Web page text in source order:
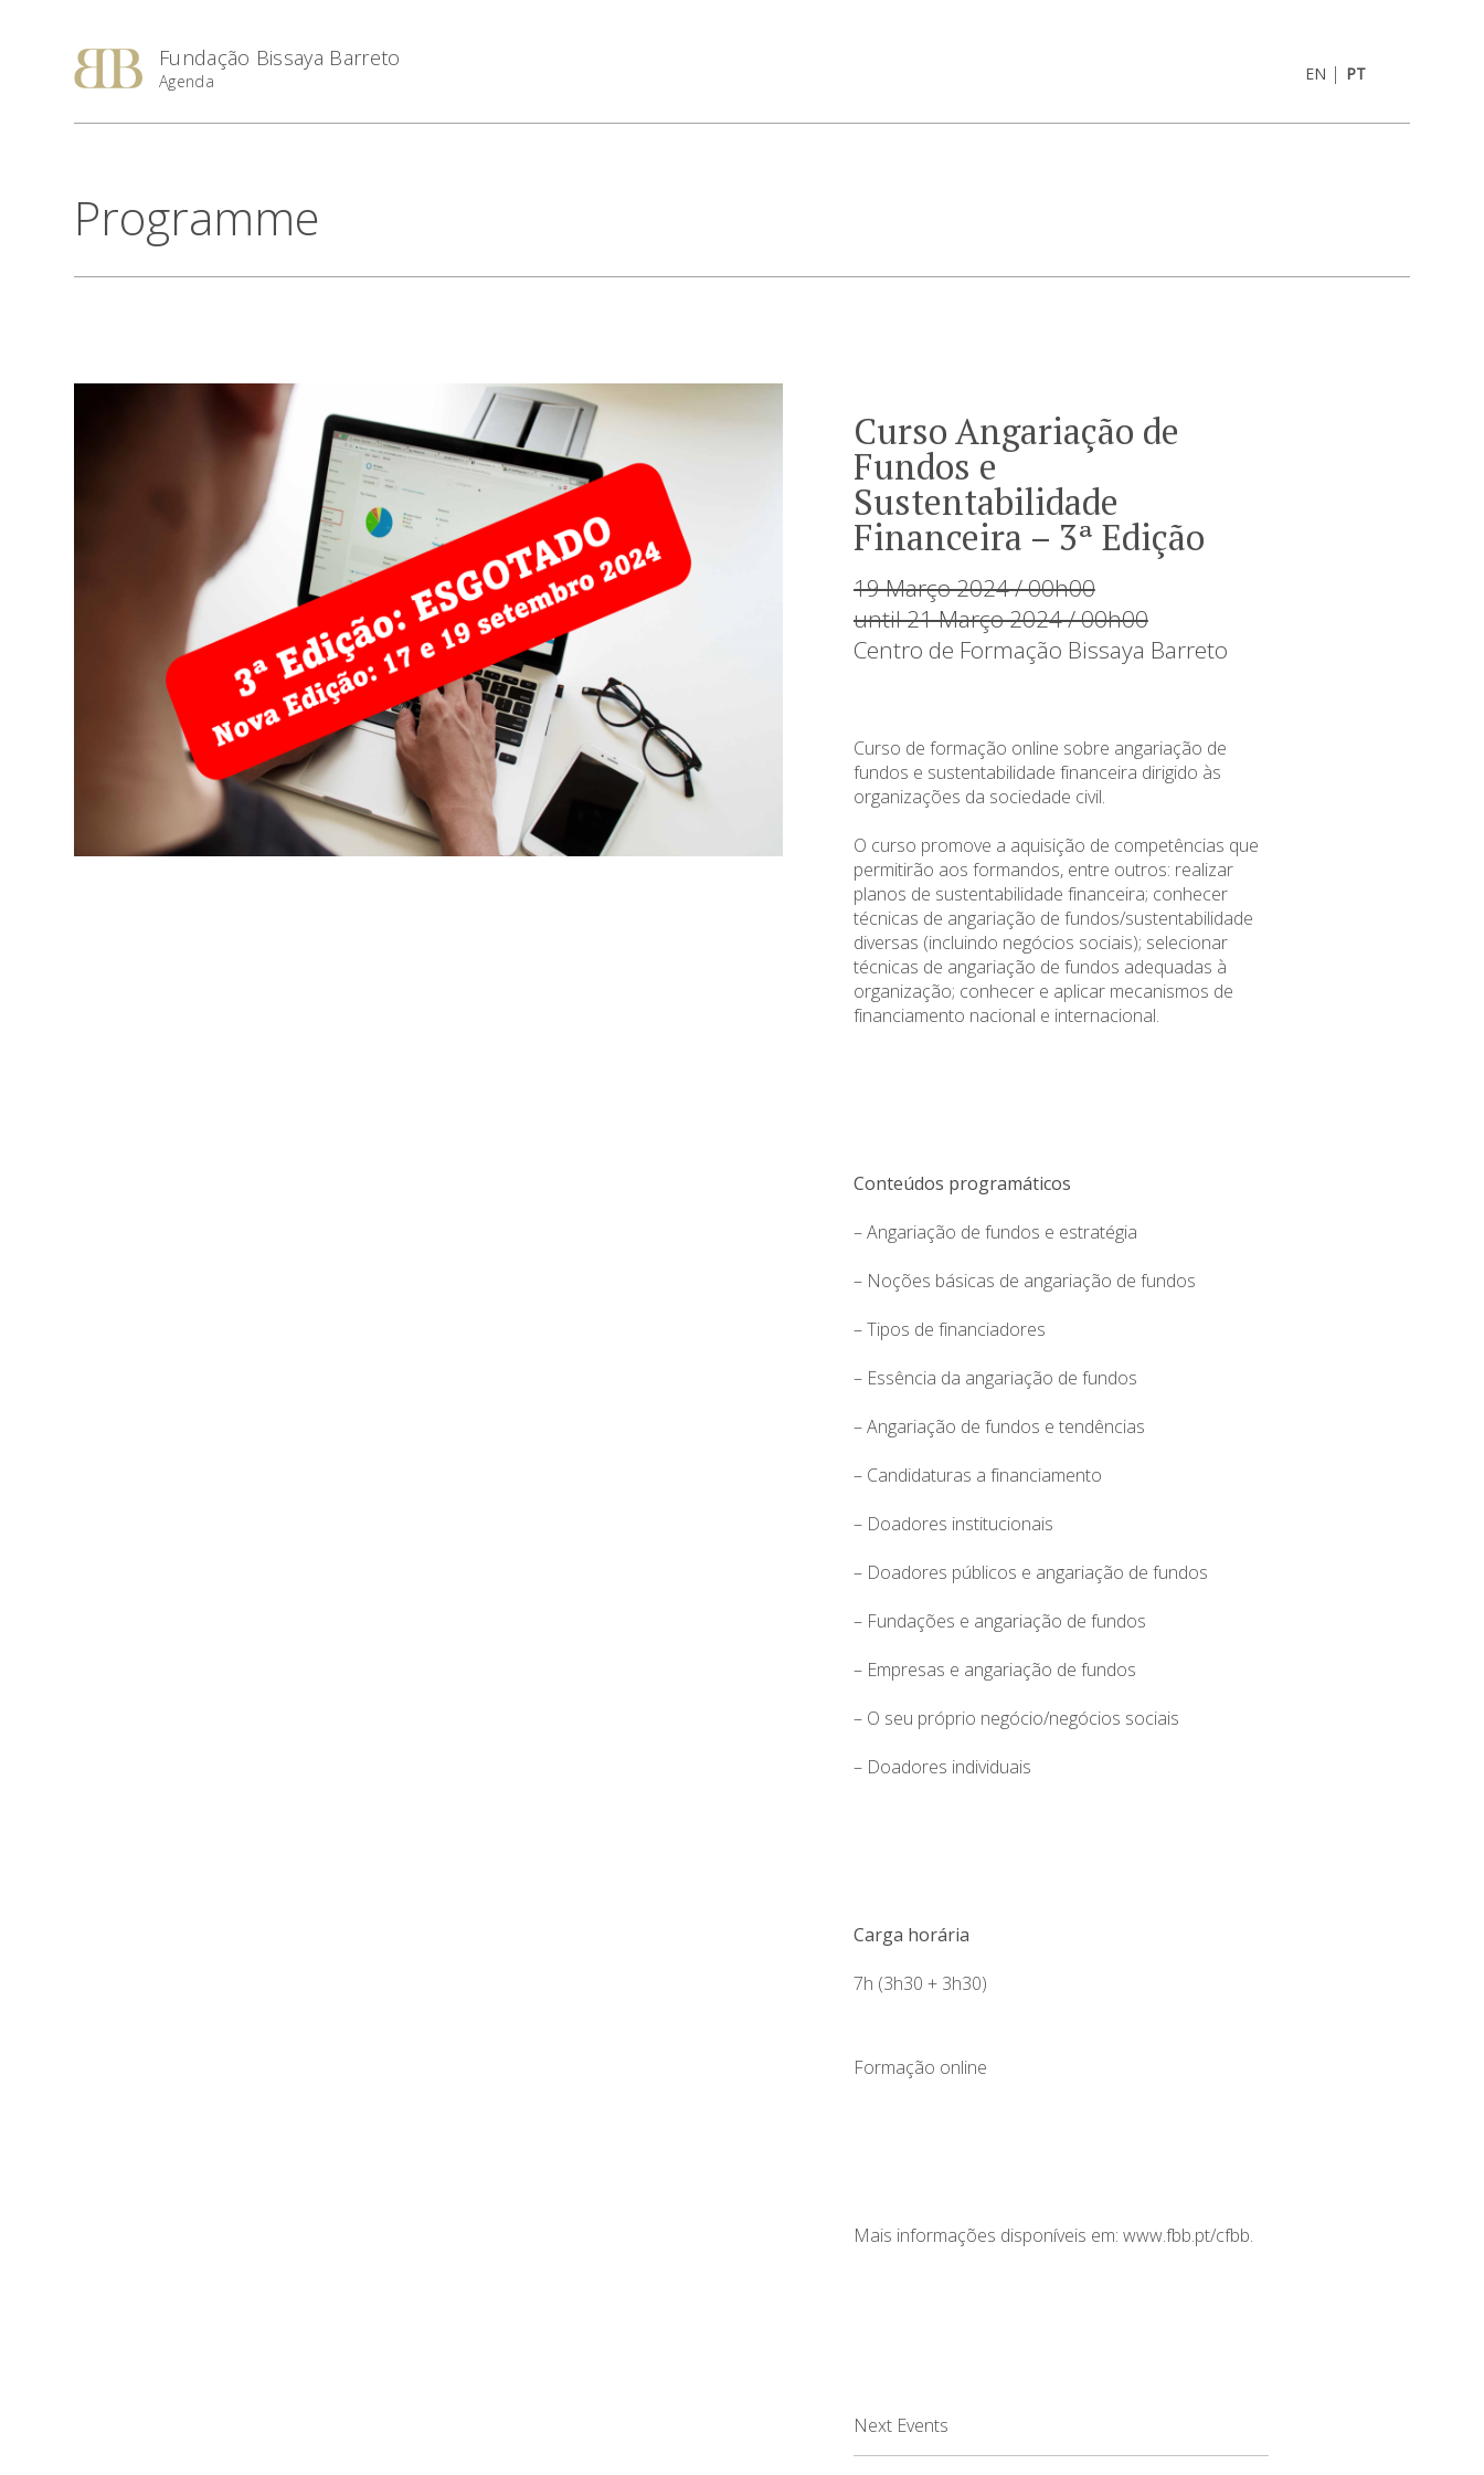
Fundação Bissaya Barreto
Agenda EN | PT
Programme
Curso Angariação de
Fundos e
Sustentabilidade
Financeira – 3ª Edição
19 Março 2024 / 00h00
until 21 Março 2024 / 00h00
Centro de Formação Bissaya Barreto
Curso de formação online sobre angariação de
fundos e sustentabilidade financeira dirigido às
organizações da sociedade civil.
O curso promove a aquisição de competências que
permitirão aos formandos, entre outros: realizar
planos de sustentabilidade financeira; conhecer
técnicas de angariação de fundos/sustentabilidade
diversas (incluindo negócios sociais); selecionar
técnicas de angariação de fundos adequadas à
organização; conhecer e aplicar mecanismos de
financiamento nacional e internacional.
Conteúdos programáticos
– Angariação de fundos e estratégia
– Noções básicas de angariação de fundos
– Tipos de financiadores
– Essência da angariação de fundos
– Angariação de fundos e tendências
– Candidaturas a financiamento
– Doadores institucionais
– Doadores públicos e angariação de fundos
– Fundações e angariação de fundos
– Empresas e angariação de fundos
– O seu próprio negócio/negócios sociais
– Doadores individuais
Carga horária
7h (3h30 + 3h30)
Formação online
Mais informações disponíveis em: www.fbb.pt/cfbb.
Next Events